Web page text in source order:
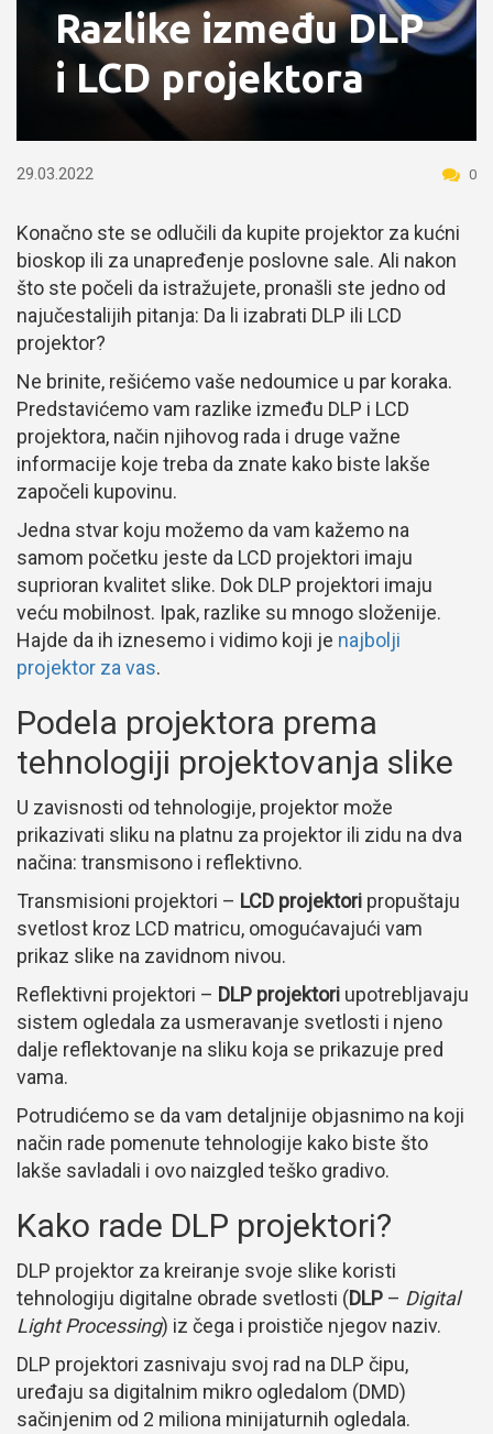
Razlike između DLP
i LCD projektora
29.03.2022 0
Konačno ste se odlučili da kupite projektor za kućni
bioskop ili za unapređenje poslovne sale. Ali nakon
što ste počeli da istražujete, pronašli ste jedno od
najučestalijih pitanja: Da li izabrati DLP ili LCD
projektor?
Ne brinite, rešićemo vaše nedoumice u par koraka.
Predstavićemo vam razlike između DLP i LCD
projektora, način njihovog rada i druge važne
informacije koje treba da znate kako biste lakše
započeli kupovinu.
Jedna stvar koju možemo da vam kažemo na
samom početku jeste da LCD projektori imaju
suprioran kvalitet slike. Dok DLP projektori imaju
veću mobilnost. Ipak, razlike su mnogo složenije.
Hajde da ih iznesemo i vidimo koji je najbolji
projektor za vas.
Podela projektora prema
tehnologiji projektovanja slike
U zavisnosti od tehnologije, projektor može
prikazivati sliku na platnu za projektor ili zidu na dva
načina: transmisono i reflektivno.
Transmisioni projektori – LCD projektori propuštaju
svetlost kroz LCD matricu, omogućavajući vam
prikaz slike na zavidnom nivou.
Reflektivni projektori – DLP projektori upotrebljavaju
sistem ogledala za usmeravanje svetlosti i njeno
dalje reflektovanje na sliku koja se prikazuje pred
vama.
Potrudićemo se da vam detaljnije objasnimo na koji
način rade pomenute tehnologije kako biste što
lakše savladali i ovo naizgled teško gradivo.
Kako rade DLP projektori?
DLP projektor za kreiranje svoje slike koristi
tehnologiju digitalne obrade svetlosti (DLP – Digital
Light Processing) iz čega i proističe njegov naziv.
DLP projektori zasnivaju svoj rad na DLP čipu,
uređaju sa digitalnim mikro ogledalom (DMD)
sačinjenim od 2 miliona minijaturnih ogledala.